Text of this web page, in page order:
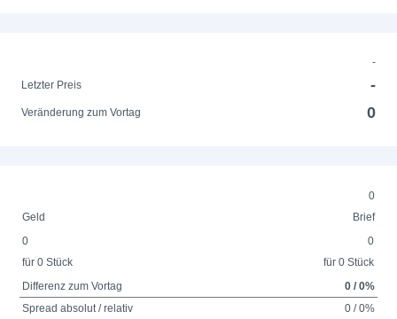
-
Letzter Preis
-
Veränderung zum Vortag 0
0
Geld
Brief
0
für 0 Stück
0
für 0 Stück
Differenz zum Vortag
0 / 0%
Spread absolut / relativ
0 / 0%